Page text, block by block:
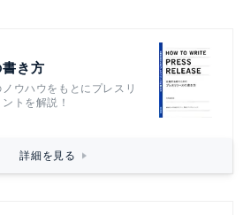
き方
ウハウをもとにプレスリ
トを解説！
詳細を見る